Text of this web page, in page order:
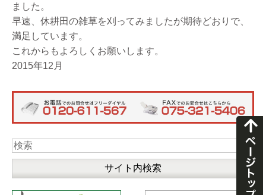
ました。
早速、休耕田の雑草を刈ってみましたが期待どおりで、
満足しています。
これからもよろしくお願いします。
2015年12月